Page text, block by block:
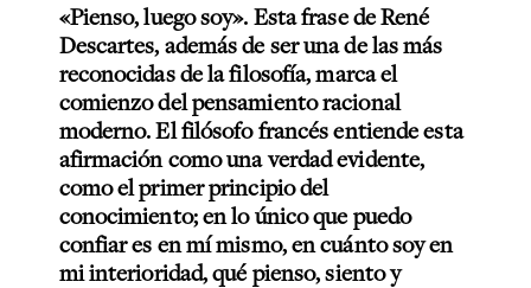
«Pienso, luego soy». Esta frase de René
Descartes, además de ser una de las más
reconocidas de la filosofía, marca el
comienzo del pensamiento racional
moderno. El filósofo francés entiende esta
afirmación como una verdad evidente,
como el primer principio del
conocimiento; en lo único que puedo
confiar es en mí mismo, en cuánto soy en
mi interioridad, qué pienso, siento y